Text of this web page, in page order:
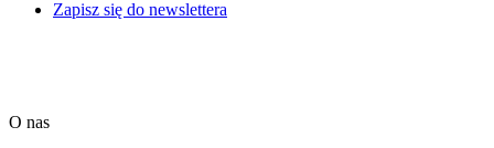
Zapisz się do newslettera
O nas